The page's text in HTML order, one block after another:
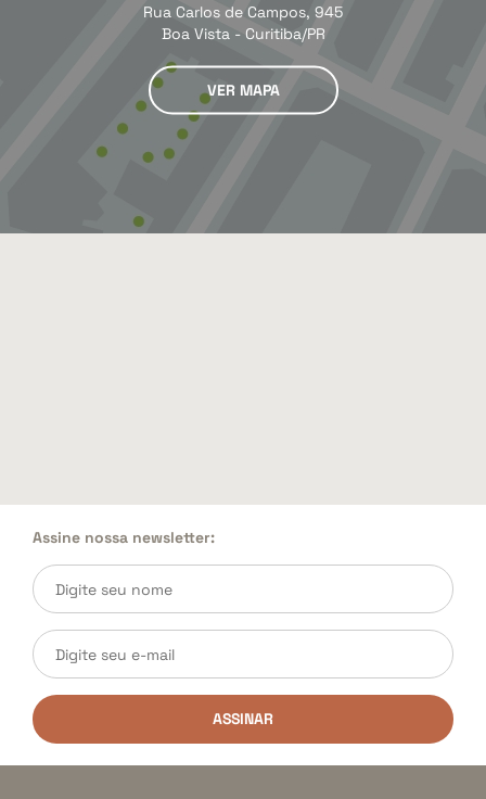
Rua Carlos de Campos, 945
Boa Vista - Curitiba/PR
VER MAPA
Assine nossa newsletter:
ASSINAR